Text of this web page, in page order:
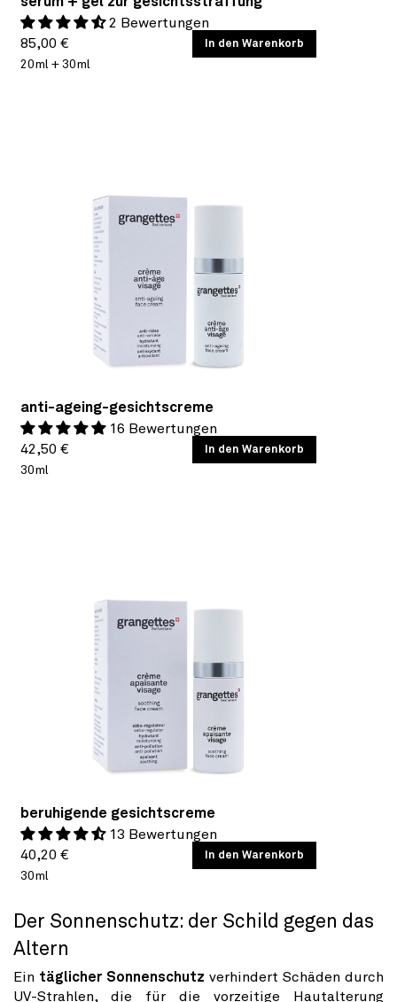
2 Bewertungen
Normaler
Preis
85,00 €
GRUNDPREIS
/
20ml + 30ml
In den Warenkorb
anti-ageing-gesichtscreme
16 Bewertungen
Normaler
Preis
42,50 €
GRUNDPREIS
/
30ml
In den Warenkorb
beruhigende gesichtscreme
13 Bewertungen
Normaler
Preis
40,20 €
GRUNDPREIS
/
30ml
In den Warenkorb
Der Sonnenschutz: der Schild gegen das
Altern
Ein täglicher Sonnenschutz verhindert Schäden durch
UV-Strahlen, die für die vorzeitige Hautalterung